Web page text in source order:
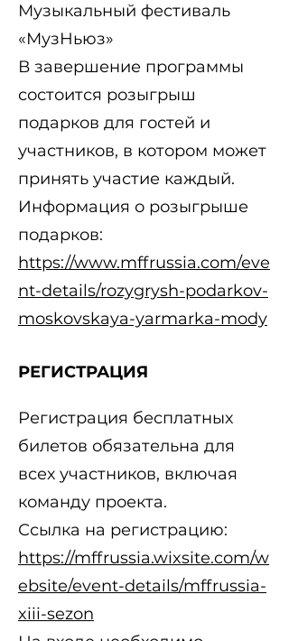
Музыкальный фестиваль
«МузНьюз»
В завершение программы
состоится розыгрыш
подарков для гостей и
участников, в котором может
принять участие каждый.
Информация о розыгрыше
подарков:
https://www.mffrussia.com/eve
nt-details/rozygrysh-podarkov-
moskovskaya-yarmarka-mody
РЕГИСТРАЦИЯ
Регистрация бесплатных
билетов обязательна для
всех участников, включая
команду проекта.
Ссылка на регистрацию:
https://mffrussia.wixsite.com/w
ebsite/event-details/mffrussia-
xiii-sezon